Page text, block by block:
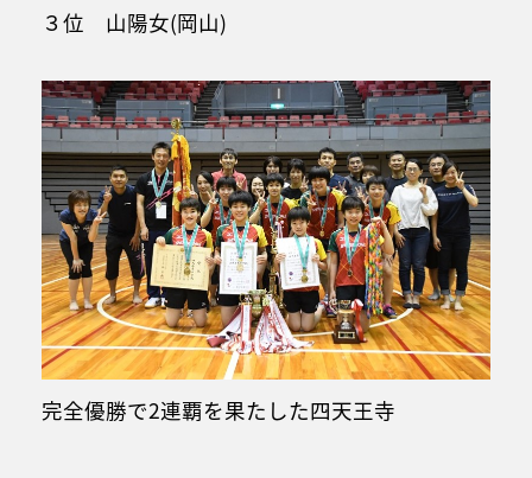
３位 山陽女(岡山)
完全優勝で2連覇を果たした四天王寺